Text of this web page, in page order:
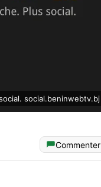
social.beninwebtv.bj
Commenter